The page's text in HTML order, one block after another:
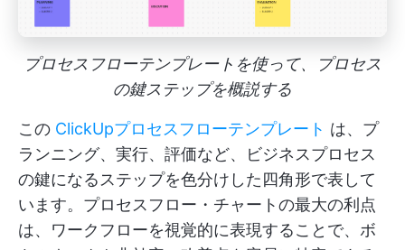
プロセスフローテンプレートを使って、プロセス
の鍵ステップを概説する
この ClickUpプロセスフローテンプレート は、プ
ランニング、実行、評価など、ビジネスプロセス
の鍵になるステップを色分けした四角形で表して
います。プロセスフロー・チャートの最大の利点
は、ワークフローを視覚的に表現することで、ボ